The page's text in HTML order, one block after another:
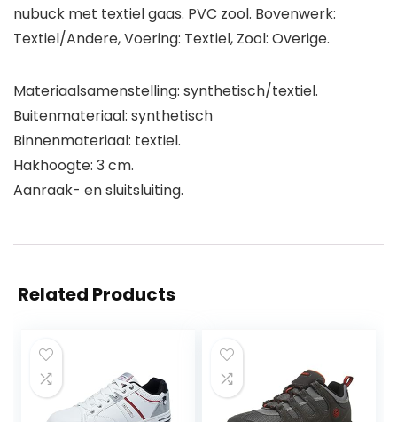
nubuck met textiel gaas. PVC zool. Bovenwerk:
Textiel/Andere, Voering: Textiel, Zool: Overige.
Materiaalsamenstelling: synthetisch/textiel.
Buitenmateriaal: synthetisch
Binnenmateriaal: textiel.
Hakhoogte: 3 cm.
Aanraak- en sluitsluiting.
Related Products